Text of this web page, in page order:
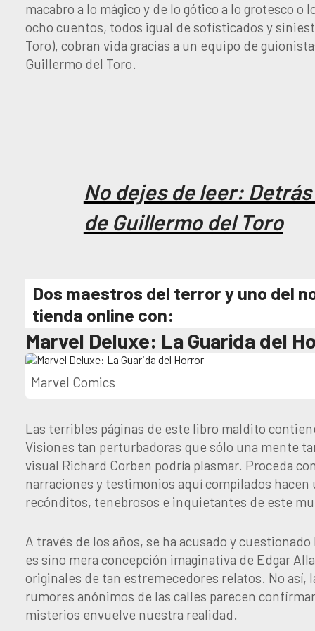
macabro a lo mágico y de lo gótico a lo grotesco
ocho cuentos, todos igual de sofisticados y
Toro), cobran vida gracias a un equipo de
Guillermo del Toro.
No dejes de leer:
de Guillermo del Toro
Dos maestros del terror y uno del
tienda online con:
Marvel Deluxe: La Guarida del
Marvel Comics
Las terribles páginas de este libro maldito
Visiones tan perturbadoras que sólo una mente
visual Richard Corben podría plasmar. Proceda
narraciones y testimonios aquí compilados
recónditos, tenebrosos e inquietantes de este
A través de los años, se ha acusado y
es sino mera concepción imaginativa de Edgar
originales de tan estremecedores relatos. No así,
rumores anónimos de las calles parecen
misterios envuelve nuestra realidad.